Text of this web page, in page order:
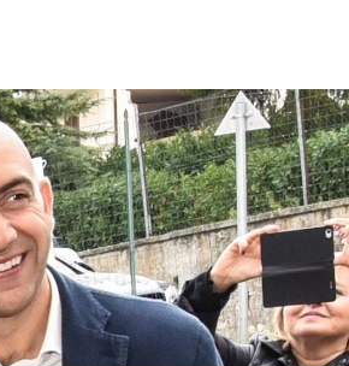
Mondiali calcio 2026